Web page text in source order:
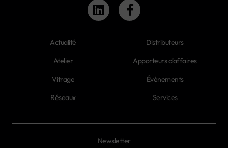
Actualité
Atelier
Vitrage
Réseaux
Distributeurs
Apporteurs d'affaires
Évènements
Services
Newsletter